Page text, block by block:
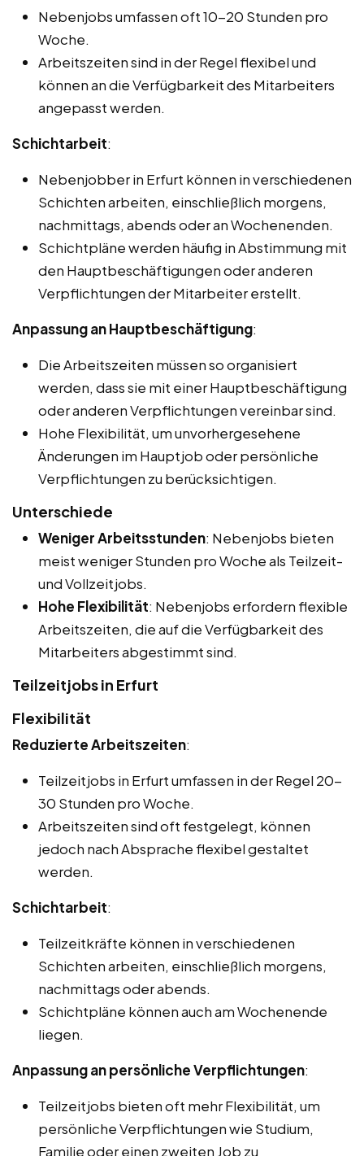
Nebenjobs umfassen oft 10-20 Stunden pro
Woche.
Arbeitszeiten sind in der Regel flexibel und
können an die Verfügbarkeit des Mitarbeiters
angepasst werden.
Schichtarbeit:
Nebenjobber in Erfurt können in verschiedenen
Schichten arbeiten, einschließlich morgens,
nachmittags, abends oder an Wochenenden.
Schichtpläne werden häufig in Abstimmung mit
den Hauptbeschäftigungen oder anderen
Verpflichtungen der Mitarbeiter erstellt.
Anpassung an Hauptbeschäftigung:
Die Arbeitszeiten müssen so organisiert
werden, dass sie mit einer Hauptbeschäftigung
oder anderen Verpflichtungen vereinbar sind.
Hohe Flexibilität, um unvorhergesehene
Änderungen im Hauptjob oder persönliche
Verpflichtungen zu berücksichtigen.
Unterschiede
Weniger Arbeitsstunden: Nebenjobs bieten
meist weniger Stunden pro Woche als Teilzeit-
und Vollzeitjobs.
Hohe Flexibilität: Nebenjobs erfordern flexible
Arbeitszeiten, die auf die Verfügbarkeit des
Mitarbeiters abgestimmt sind.
Teilzeitjobs in Erfurt
Flexibilität
Reduzierte Arbeitszeiten:
Teilzeitjobs in Erfurt umfassen in der Regel 20-
30 Stunden pro Woche.
Arbeitszeiten sind oft festgelegt, können
jedoch nach Absprache flexibel gestaltet
werden.
Schichtarbeit:
Teilzeitkräfte können in verschiedenen
Schichten arbeiten, einschließlich morgens,
nachmittags oder abends.
Schichtpläne können auch am Wochenende
liegen.
Anpassung an persönliche Verpflichtungen:
Teilzeitjobs bieten oft mehr Flexibilität, um
persönliche Verpflichtungen wie Studium,
Familie oder einen zweiten Job zu